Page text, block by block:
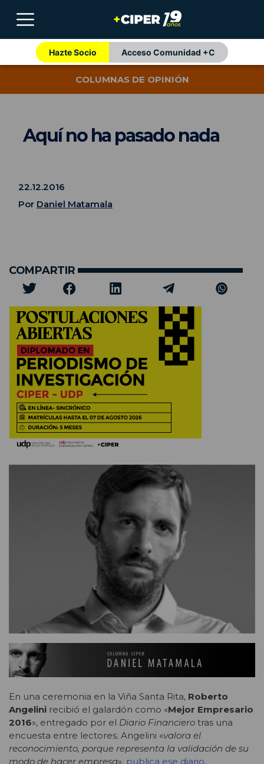
Hazte Socio Acceso Comunidad +C
COLUMNAS DE OPINIÓN
Aquí no ha pasado nada
22.12.2016
Por Daniel Matamala
COMPARTIR
En una ceremonia en la Viña Santa Rita, Roberto
Angelini recibió el galardón como «Mejor Empresario
2016», entregado por el Diario Financiero tras una
encuesta entre lectores. Angelini «valora el
reconocimiento, porque representa la validación de su
modo de hacer empresa», publica ese diario.